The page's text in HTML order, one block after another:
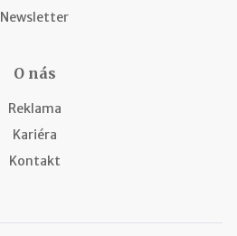
Newsletter
O nás
Reklama
Kariéra
Kontakt